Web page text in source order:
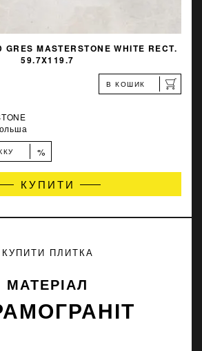
MASTERSTONE WHITE RECT.
59.7X119.7
В КОШИК
%
КУПИТИ
КУПИТИ ПЛИТКА
МАТЕРІАЛ